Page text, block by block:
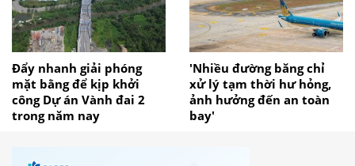
Đẩy nhanh giải phóng
mặt bằng để kịp khởi
công Dự án Vành đai 2
trong năm nay
'Nhiều đường băng chỉ
xử lý tạm thời hư hỏng,
ảnh hưởng đến an toàn
bay'